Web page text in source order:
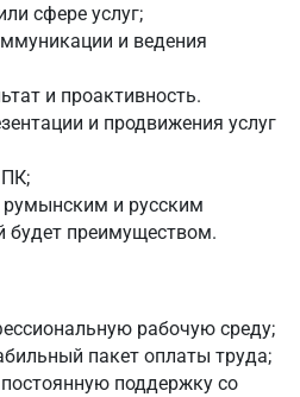
сфере услуг;
и ведения
и проактивность.
и продвижения услуг
румынским и русским
будет преимуществом.
рабочую среду;
пакет оплаты труда;
поддержку со